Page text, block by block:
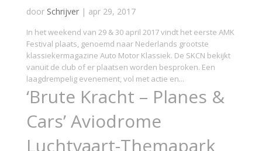
door Schrijver| apr 29, 2017
In het weekend van 29 & 30 april 2017 vindt het eerste AMK
Festival plaats, genoemd naar Nederlands grootste
klassiekermagazine Auto Motor Klassiek. De SKCN bekijkt
vanuit de club of er plaatsen worden besproken. Een
laagdrempelig evenement, vol met actie en...
‘Brute Kracht – Planes &
Cars’ Aviodrome
Luchtvaart-Themapark